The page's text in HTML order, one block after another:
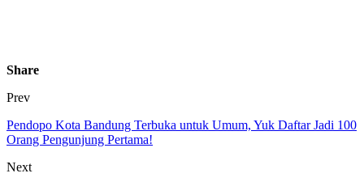
Share
Prev
Pendopo Kota Bandung Terbuka untuk Umum, Yuk Daftar Jadi 100
Orang Pengunjung Pertama!
Next